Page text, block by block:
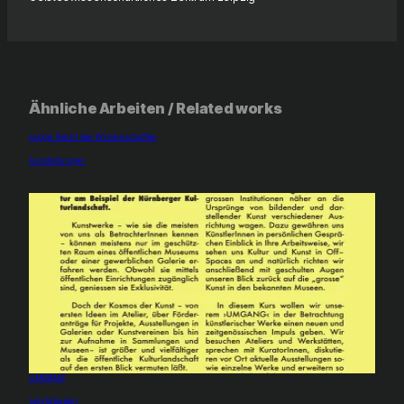
Ähnliche Arbeiten / Related works
Lange Nacht der Wissenschaften
In Bezug auf
Ausstellungen
UMGANG
In Bezug auf
Lehrtätigkeit